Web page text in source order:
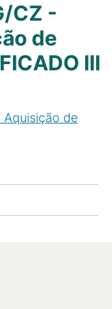
CZ -
de
III
Aquisição de